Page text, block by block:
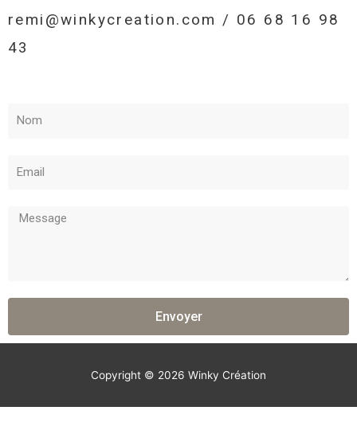
remi@winkycreation.com / 06 68 16 98
43
Envoyer
Copyright © 2026 Winky Création